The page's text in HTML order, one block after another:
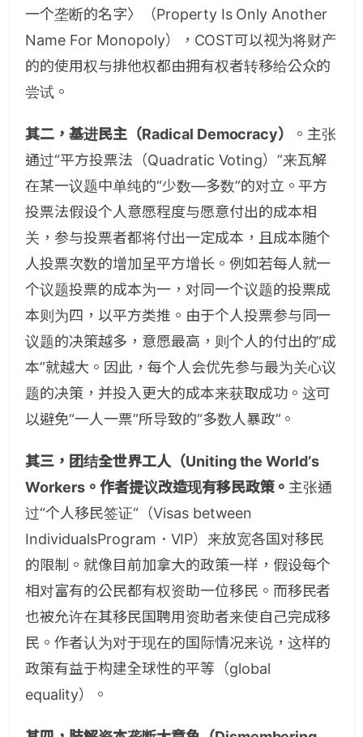
一个垄断的名字〉（Property Is Only Another
Name For Monopoly），COST可以视为将财产
的的使用权与排他权都由拥有权者转移给公众的
尝试。
其二，基进民主（Radical Democracy）
。主张
通过“平方投票法（Quadratic Voting）”来瓦解
在某一议题中单纯的“少数—多数”的对立。平方
投票法假设个人意愿程度与愿意付出的成本相
关，参与投票者都将付出一定成本，且成本随个
人投票次数的增加呈平方增长。例如若每人就一
个议题投票的成本为一，对同一个议题的投票成
本则为四，以平方类推。由于个人投票参与同一
议题的决策越多，意愿最高，则个人的付出的”成
本”就越大。因此，每个人会优先参与最为关心议
题的决策，并投入更大的成本来获取成功。这可
以避免“一人一票”所导致的“多数人暴政”。
其三，团结全世界工人（Uniting the World‘s
Workers。作者提议改造现有移民政策。 主张通
过“个人移民签证“（Visas between
IndividualsProgram．VIP）来放宽各国对移民
的限制。就像目前加拿大的政策一样，假设每个
相对富有的公民都有权资助一位移民。而移民者
也被允许在其移民国聘用资助者来使自己完成移
民。作者认为对于现在的国际情况来说，这样的
政策有益于构建全球性的平等（global
equality）。